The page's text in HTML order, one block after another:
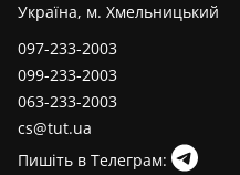
Україна, м. Хмельницький
097-233-2003
099-233-2003
063-233-2003
cs@tut.ua
Пишіть в Телеграм: